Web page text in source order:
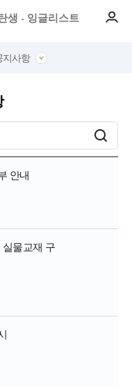
지사항
안내
물교재 구